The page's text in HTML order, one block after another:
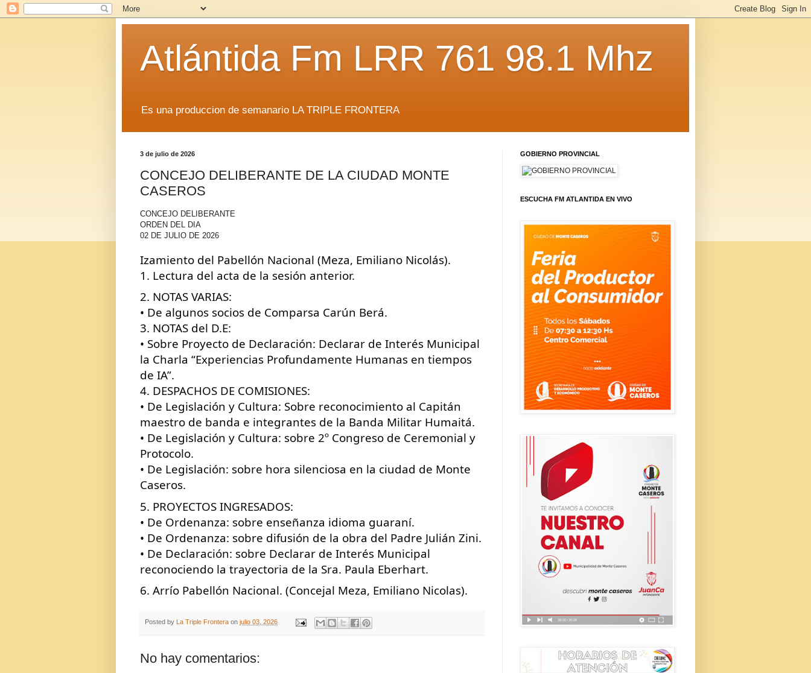
Atlántida Fm LRR 761 98.1 Mhz
Es una produccion de semanario LA TRIPLE FRONTERA
3 de julio de 2026
CONCEJO DELIBERANTE DE LA CIUDAD MONTE
CASEROS
CONCEJO DELIBERANTE
ORDEN DEL DIA
02 DE JULIO DE 2026
Izamiento del Pabellón Nacional (Meza, Emiliano Nicolás).
1. Lectura del acta de la sesión anterior.
2. NOTAS VARIAS:
• De algunos socios de Comparsa Carún Berá.
3. NOTAS del D.E:
• Sobre Proyecto de Declaración: Declarar de Interés Municipal
la Charla “Experiencias Profundamente Humanas en tiempos
de IA”.
4. DESPACHOS DE COMISIONES:
• De Legislación y Cultura: Sobre reconocimiento al Capitán
maestro de banda e integrantes de la Banda Militar Humaitá.
• De Legislación y Cultura: sobre 2º Congreso de Ceremonial y
Protocolo.
• De Legislación: sobre hora silenciosa en la ciudad de Monte
Caseros.
5. PROYECTOS INGRESADOS:
• De Ordenanza: sobre enseñanza idioma guaraní.
• De Ordenanza: sobre difusión de la obra del Padre Julián Zini.
• De Declaración: sobre Declarar de Interés Municipal
reconociendo la trayectoria de la Sra. Paula Eberhart.
6. Arrío Pabellón Nacional. (Concejal Meza, Emiliano Nicolas).
Posted by La Triple Frontera on julio 03, 2026
No hay comentarios:
GOBIERNO PROVINCIAL
ESCUCHA FM ATLANTIDA EN VIVO